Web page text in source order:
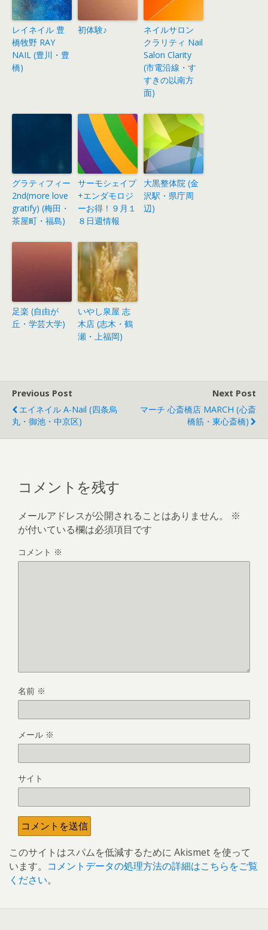
レイネイル 豊
橋牧野 RAY
NAIL (豊川・豊
橋)
初体験♪
ネイルサロン
クラリティ Nail
Salon Clarity
(市電沿線・す
すきの以南方
面)
グラティフィー
2nd(more love
gratify) (梅田・
茶屋町・福島)
サーモシェイプ
+エンダモロジ
ーお得！９月１
８日週情報
大黒整体院 (金
沢駅・県庁周
辺)
足楽 (自由が
丘・学芸大学)
いやし泉屋 志
木店 (志木・鶴
瀬・上福岡)
Previous Post
エイネイル A-Nail (四条烏
丸・御池・中京区)
Next Post
マーチ 心斎橋店 MARCH (心斎
橋筋・東心斎橋)
コメントを残す
メールアドレスが公開されることはありません。
※
が付いている欄は必須項目です
コメント ※
名前 ※
メール ※
サイト
このサイトはスパムを低減するために Akismet を使って
います。 コメントデータの処理方法の詳細はこちらをご覧
ください。